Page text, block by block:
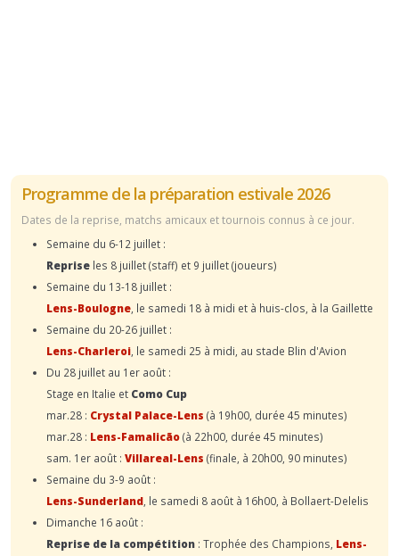
Programme de la préparation estivale 2026
Dates de la reprise, matchs amicaux et tournois connus à ce jour.
Semaine du 6-12 juillet :
Reprise les 8 juillet (staff) et 9 juillet (joueurs)
Semaine du 13-18 juillet :
Lens-Boulogne , le samedi 18 à midi et à huis-clos, à la Gaillette
Semaine du 20-26 juillet :
Lens-Charleroi , le samedi 25 à midi, au stade Blin d'Avion
Du 28 juillet au 1er août :
Stage en Italie et Como Cup
mar.28 : Crystal Palace-Lens (à 19h00, durée 45 minutes)
mar.28 : Lens-Famalicão(à 22h00, durée 45 minutes)
sam. 1er août : Villareal-Lens (finale, à 20h00, 90 minutes)
Semaine du 3-9 août :
Lens-Sunderland , le samedi 8 août à 16h00, à Bollaert-Delelis
Dimanche 16 août :
Reprise de la compétition : Trophée des Champions, Lens-